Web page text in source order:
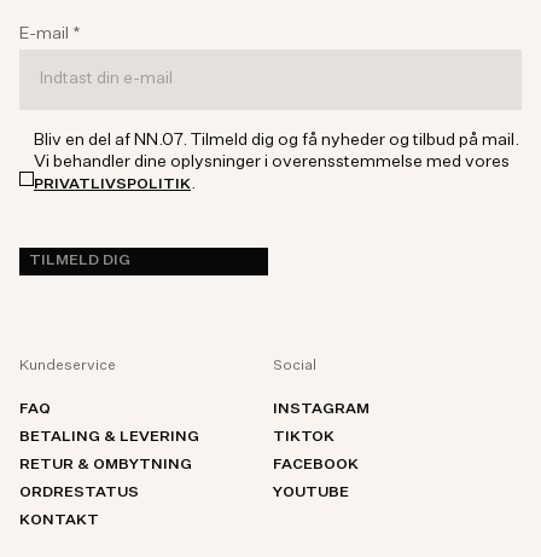
E-mail *
Bliv en del af NN.07. Tilmeld dig og få nyheder og tilbud på mail.
Vi behandler dine oplysninger i overensstemmelse med vores
PRIVATLIVSPOLITIK.
TILMELD DIG
Kundeservice
FAQ
BETALING & LEVERING
RETUR & OMBYTNING
ORDRESTATUS
KONTAKT
Social
INSTAGRAM
TIKTOK
FACEBOOK
YOUTUBE